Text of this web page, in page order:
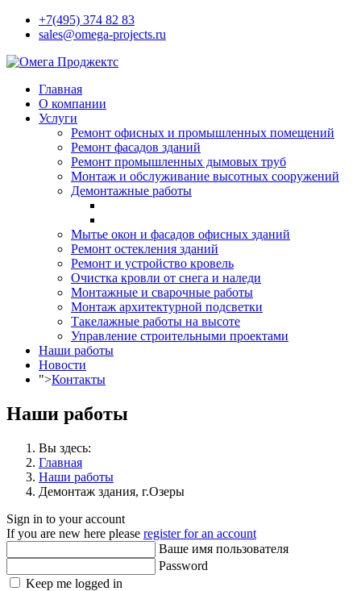
+7(495) 374 82 83
sales@omega-projects.ru
Главная
О компании
Услуги
Ремонт офисных и промышленных помещений
Ремонт фасадов зданий
Ремонт промышленных дымовых труб
Монтаж и обслуживание высотных сооружений
Демонтажные работы
Мытье окон и фасадов офисных зданий
Ремонт остекления зданий
Ремонт и устройство кровель
Очистка кровли от снега и наледи
Монтажные и сварочные работы
Монтаж архитектурной подсветки
Такелажные работы на высоте
Управление строительными проектами
Наши работы
Новости
">Контакты
Наши работы
Вы здесь:
Главная
Наши работы
Демонтаж здания, г.Озеры
Sign in to your account
If you are new here please register for an account
Ваше имя пользователя
Password
Keep me logged in